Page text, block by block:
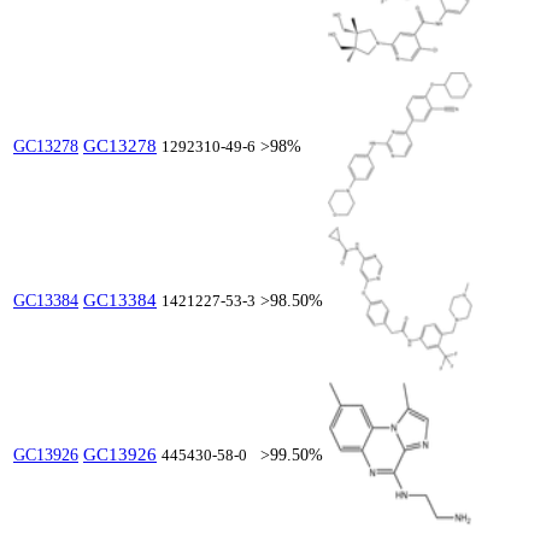
GC13278 GC13278 1292310-49-6 >98%
GC13384 GC13384 1421227-53-3 >98.50%
GC13926 GC13926 445430-58-0 >99.50%